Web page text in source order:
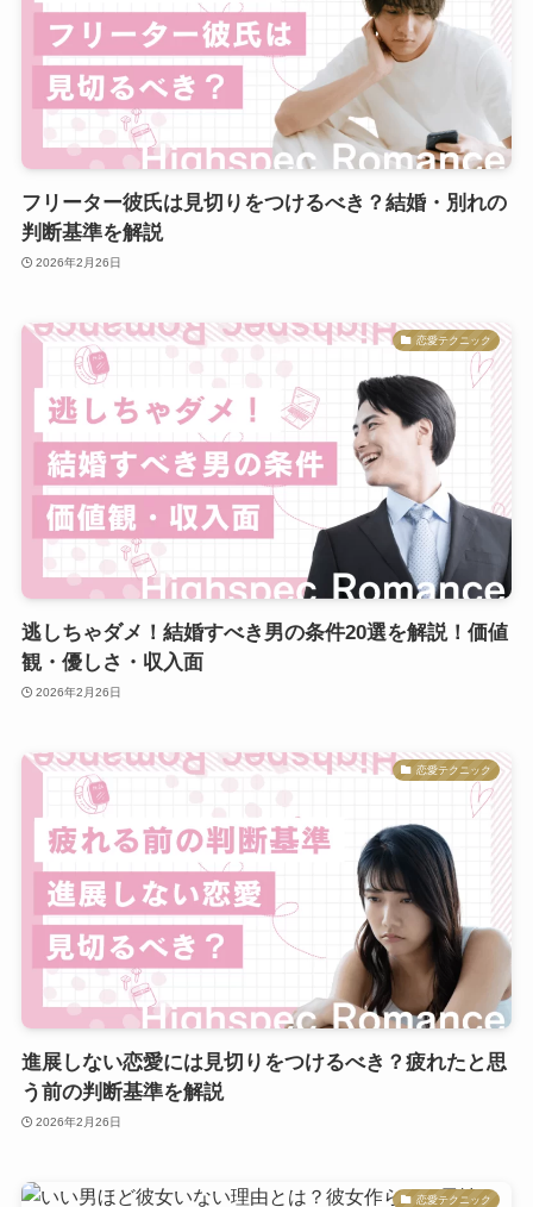
フリーター彼氏は見切りをつけるべき？結婚・別れの
判断基準を解説
2026年2月26日
恋愛テクニック
逃しちゃダメ！結婚すべき男の条件20選を解説！価値
観・優しさ・収入面
2026年2月26日
恋愛テクニック
進展しない恋愛には見切りをつけるべき？疲れたと思
う前の判断基準を解説
2026年2月26日
恋愛テクニック